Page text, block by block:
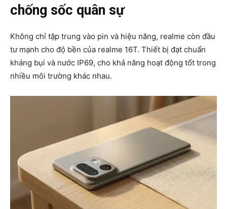
chống sốc quân sự
Không chỉ tập trung vào pin và hiệu năng, realme còn đầu
tư mạnh cho độ bền của realme 16T. Thiết bị đạt chuẩn
kháng bụi và nước IP69, cho khả năng hoạt động tốt trong
nhiều môi trường khác nhau.